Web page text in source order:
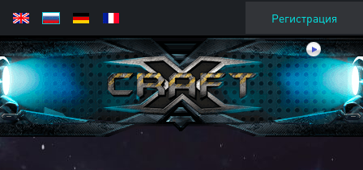
Регистрация